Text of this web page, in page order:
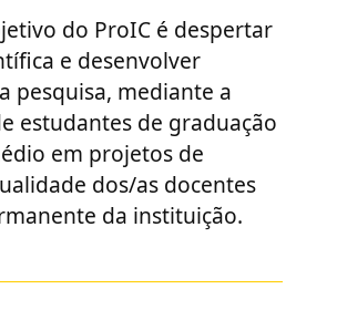
do ProIC é despertar
e desenvolver
pesquisa, mediante a
estudantes de graduação
em projetos de
dos/as docentes
da instituição.